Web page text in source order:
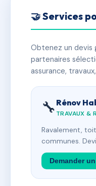
🤝 Services
Obtenez un devis
partenaires
assurance,
🔧 Rénov
TRAVAUX &
Ravalement,
communes.
Demander